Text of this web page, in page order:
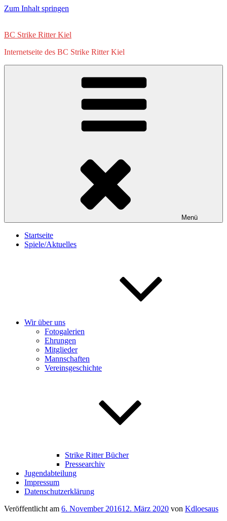
Zum Inhalt springen
BC Strike Ritter Kiel
Internetseite des BC Strike Ritter Kiel
Menü
Startseite
Spiele/Aktuelles
Wir über uns
Fotogalerien
Ehrungen
Mitglieder
Mannschaften
Vereinsgeschichte
Strike Ritter Bücher
Pressearchiv
Jugendabteilung
Impressum
Datenschutzerklärung
Veröffentlicht am 6. November 201612. März 2020 von Kdloesaus